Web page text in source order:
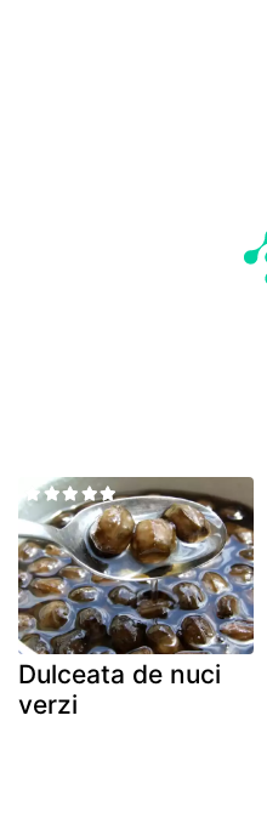
Dulceata de nuci
verzi